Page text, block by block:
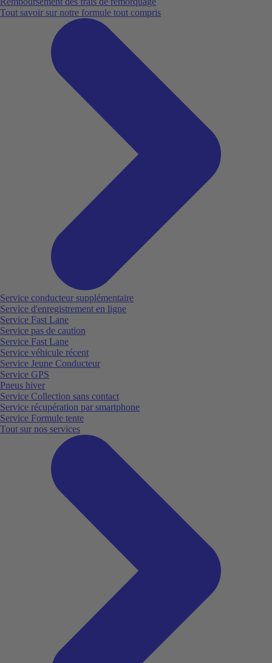
Tout savoir sur notre formule tout compris
Service conducteur supplémentaire
Service d'enregistrement en ligne
Service Fast Lane
Service pas de caution
Service Fast Lane
Service véhicule récent
Service Jeune Conducteur
Service GPS
Pneus hiver
Service Collection sans contact
Service récupération par smartphone
Service Formule tente
Tout sur nos services